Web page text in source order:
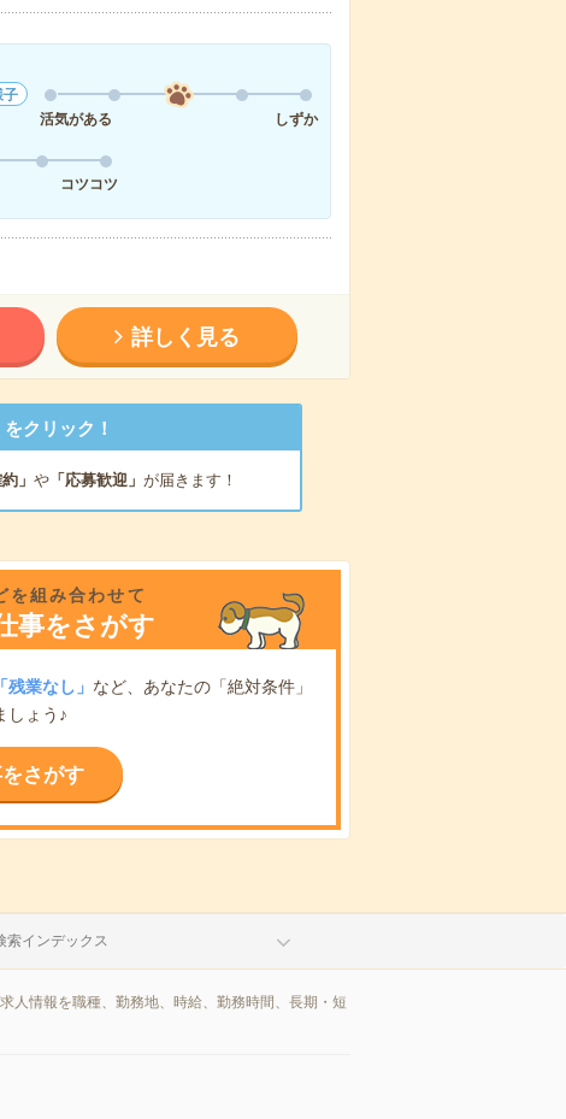
子
活気がある
しずか
コツコツ
詳しく見る
クリック！
」 や「応募歓迎」 が届きます！
を組み合わせて
事をさがす
残業なし」 など、あなたの「絶対条件」
しょう♪
さがす
索インデックス
人情報を職種、勤務地、時給、勤務時間、長期・短